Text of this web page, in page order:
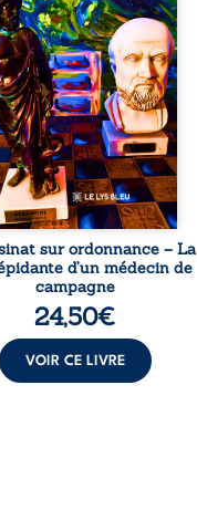
ancien médecin de
qui revient sur son
médical, syndical et
Depuis septembre
il raconte le long combat
conduit à être écarté du
médical, malgré une
de première instance
sur ordonnance – La
d’un médecin de
campagne
24,50€
VOIR CE LIVRE